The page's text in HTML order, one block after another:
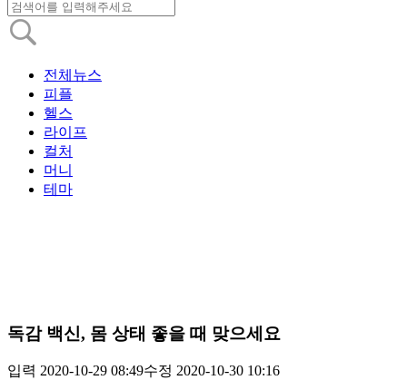
전체뉴스
피플
헬스
라이프
컬처
머니
테마
독감 백신, 몸 상태 좋을 때 맞으세요
입력 2020-10-29 08:49수정 2020-10-30 10:16